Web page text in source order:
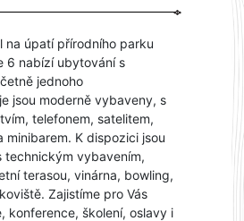
úpatí přírodního parku
6 nabízí ubytování s
jednoho
jsou moderně vybaveny, s
telefonem, satelitem,
minibarem. K dispozici jsou
technickým vybavením,
terasou, vinárna, bowling,
Zajistíme pro Vás
konference, školení, oslavy i